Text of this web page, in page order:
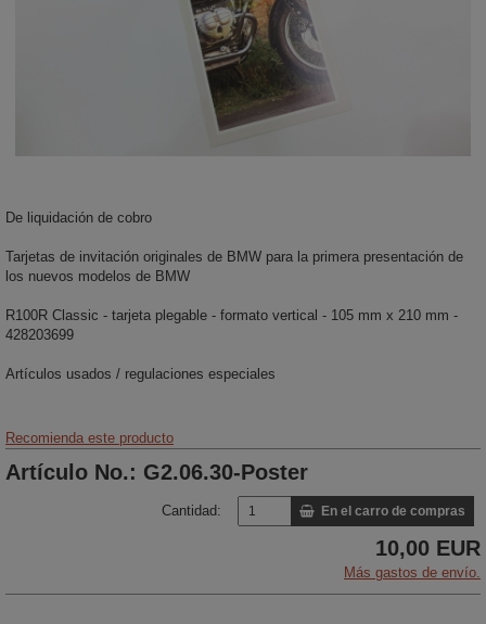
De liquidación de cobro
Tarjetas de invitación originales de BMW para la primera presentación de
los nuevos modelos de BMW
R100R Classic - tarjeta plegable - formato vertical - 105 mm x 210 mm -
428203699
Artículos usados / regulaciones especiales
Recomienda este producto
Artículo No.: G2.06.30-Poster
Cantidad: En el carro de compras
10,00 EUR
Más gastos de envío.